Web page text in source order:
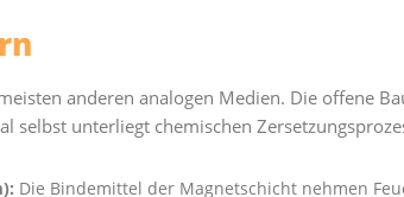
anderen analogen Medien. Die offene
selbst unterliegt chemischen
Die Bindemittel der Magnetschicht nehmen